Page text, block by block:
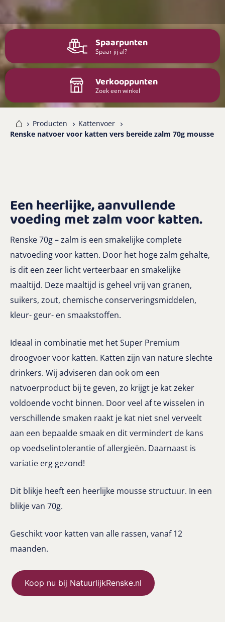
Spaarpunten
Spaar jij al?
Verkooppunten
Zoek een winkel
Producten
Kattenvoer
Renske natvoer voor katten vers bereide zalm 70g mousse
Een heerlijke, aanvullende
voeding met zalm voor katten.
Renske 70g – zalm is een smakelijke complete
natvoeding voor katten. Door het hoge zalm gehalte,
is dit een zeer licht verteerbaar en smakelijke
maaltijd. Deze maaltijd is geheel vrij van granen,
suikers, zout, chemische conserveringsmiddelen,
kleur- geur- en smaakstoffen.
Ideaal in combinatie met het Super Premium
droogvoer voor katten. Katten zijn van nature slechte
drinkers. Wij adviseren dan ook om een
natvoerproduct bij te geven, zo krijgt je kat zeker
voldoende vocht binnen. Door veel af te wisselen in
verschillende smaken raakt je kat niet snel verveelt
aan een bepaalde smaak en dit vermindert de kans
op voedselintolerantie of allergieën. Daarnaast is
variatie erg gezond!
Dit blikje heeft een heerlijke mousse structuur. In een
blikje van 70g.
Geschikt voor katten van alle rassen, vanaf 12
maanden.
Koop nu bij NatuurlijkRenske.nl